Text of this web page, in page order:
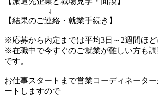
↓
【結果のご連絡・就業手続き】
※応募から内定までは平均3日～2週間ほど
※在職中で今すぐのご就業が難しい方も
です。
お仕事スタートまで営業コーディネータ
ートしますので